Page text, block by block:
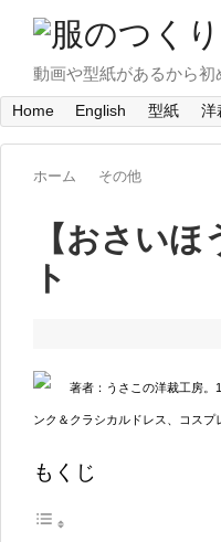
動画や型紙があるから初
Home English 型紙 洋
ホーム その他
【おさい
ト
著者：うさこの洋裁工房。
ンク＆クラシカルドレス、コスプ
もくじ